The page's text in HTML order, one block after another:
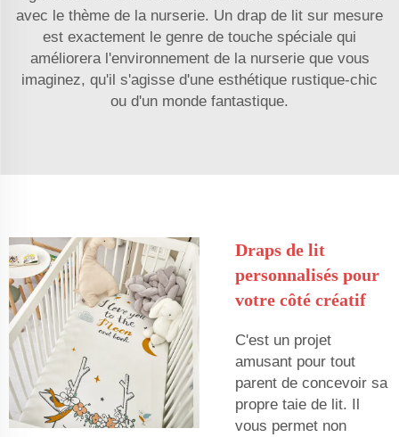
avec le thème de la nurserie. Un drap de lit sur mesure
est exactement le genre de touche spéciale qui
améliorera l'environnement de la nurserie que vous
imaginez, qu'il s'agisse d'une esthétique rustique-chic
ou d'un monde fantastique.
Draps de lit
personnalisés pour
votre côté créatif
C'est un projet
amusant pour tout
parent de concevoir sa
propre taie de lit. Il
vous permet non